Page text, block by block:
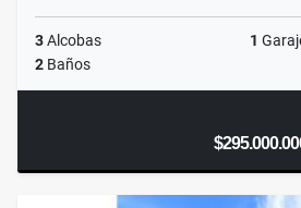
3Alcobas 1
2 Baños